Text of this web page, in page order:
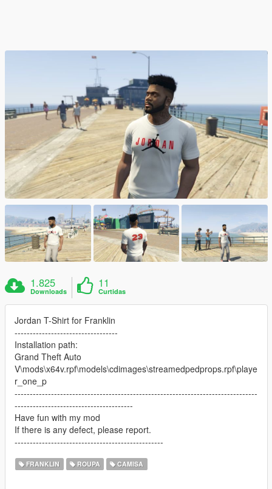
1.825
Downloads
11
Curtidas
Jordan T-Shirt for Franklin
----------------------------------
Installation path:
Grand Theft Auto
V\mods\x64v.rpf\models\cdimages\streamedpedprops.rpf\playe
r_one_p
--------------------------------------------------------------------------------
---------------------------------------
Have fun with my mod
If there is any defect, please report.
-------------------------------------------------
FRANKLIN ROUPA CAMISA